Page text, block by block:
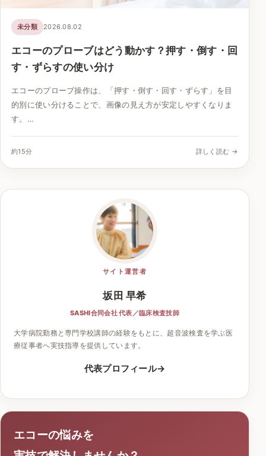
未分類 2026.08.02
エコーのプローブはどう動かす？押す・倒す・回
す・ずらすの使い分け
エコーのプローブ操作は、「押す・倒す・回す・ずらす」を目
的別に使い分けることで、画像の見え方が安定しやすくなりま
す。…
約15分 詳しく読む →
サイト運営者
坂田 早希
SASHI合同会社 代表／臨床検査技師
大学病院勤務と専門学校講師の経験をもとに、超音波検査を学ぶ医
療従事者へ実技指導を提供しています。
代表プロフィール
エコーの悩みを